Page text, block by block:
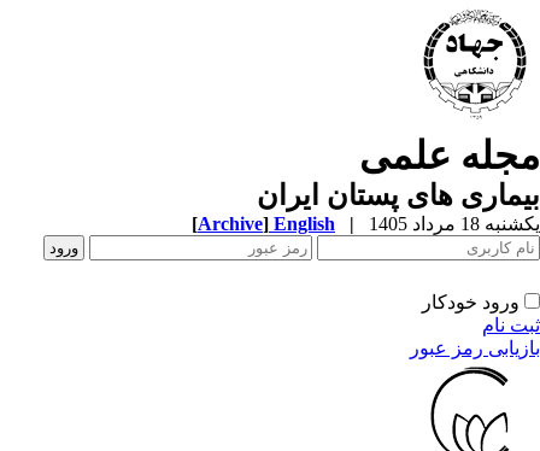
علمی
های پستان ایران
18 مرداد 1405 |
English
[Archive]
ورود خودکار
نام
رمز عبور